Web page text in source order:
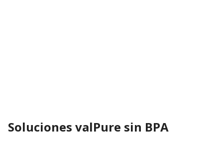
Soluciones valPure sin BPA